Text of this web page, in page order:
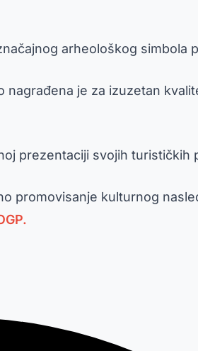
arheološkog simbola
je za izuzetan
prezentaciji svojih turističkih
promovisanje kulturnog